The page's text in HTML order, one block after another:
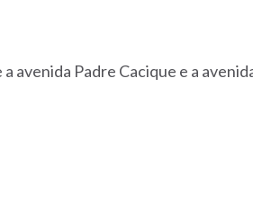
avenida Padre Cacique e a